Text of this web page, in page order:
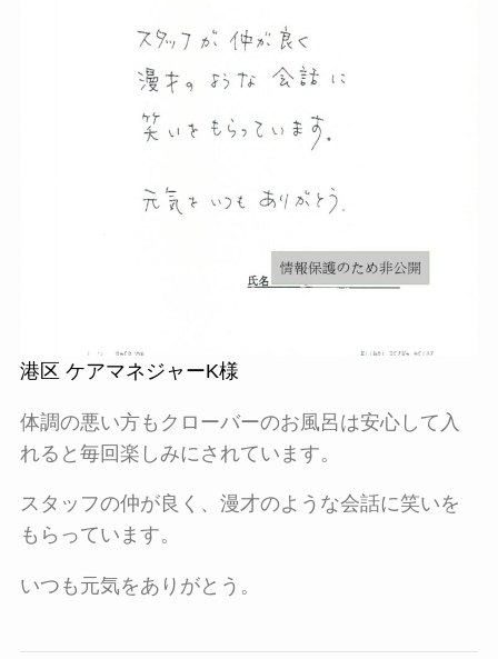
港区 ケアマネジャーK様
体調の悪い方もクローバーのお風呂は安心して入
れると毎回楽しみにされています。
スタッフの仲が良く、漫才のような会話に笑いを
もらっています。
いつも元気をありがとう。